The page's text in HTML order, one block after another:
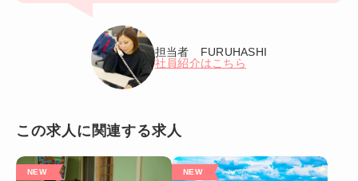
担当者 FURUHASHI
社員紹介はこちら
この求人に関連する求人